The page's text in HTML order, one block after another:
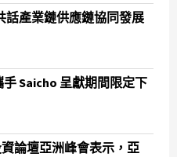
話產業鏈供應鏈協同發展
Saicho 呈獻期間限定下
論壇亞洲峰會表示，亞